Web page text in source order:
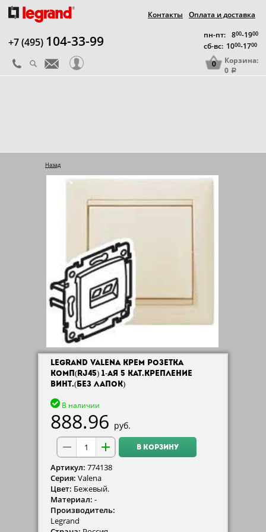
+7 (495) 104-33-99 пн-пт: 800-1900
сб-вс: 1000-1700
Контакты Оплата и доставка
0
Корзина:
0 a
Назад
LEGRAND VALENA КРЕМ РОЗЕТКА
КОМП(RJ45) 1-АЯ 5 КАТ.КРЕПЛЕНИЕ
ВИНТ.(БЕЗ ЛАПОК)
888.96 руб.
В КОРЗИНУ
В наличии
Артикул: 774138
Серия: Valena
Цвет: Бежевый.
Материал: -
Производитель:
Legrand